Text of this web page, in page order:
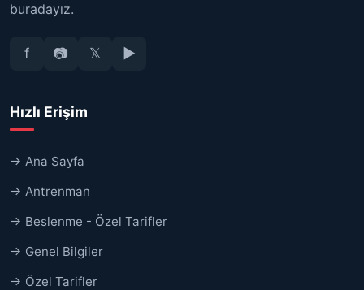
buradayız.
f 📷 𝕏 ▶
Hızlı Erişim
→ Ana Sayfa
→ Antrenman
→ Beslenme - Özel Tarifler
→ Genel Bilgiler
→ Özel Tarifler